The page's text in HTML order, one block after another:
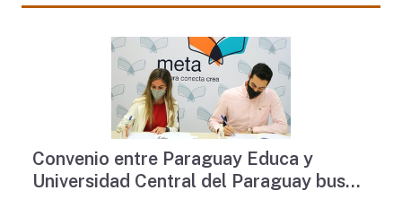
Convenio entre Paraguay Educa y
Universidad Central del Paraguay busca